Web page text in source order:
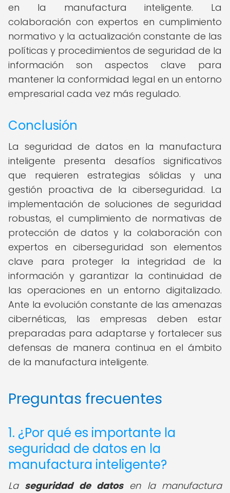
en la manufactura inteligente. La
colaboración con expertos en cumplimiento
normativo y la actualización constante de las
políticas y procedimientos de seguridad de la
información son aspectos clave para
mantener la conformidad legal en un entorno
empresarial cada vez más regulado.
Conclusión
La seguridad de datos en la manufactura
inteligente presenta desafíos significativos
que requieren estrategias sólidas y una
gestión proactiva de la ciberseguridad. La
implementación de soluciones de seguridad
robustas, el cumplimiento de normativas de
protección de datos y la colaboración con
expertos en ciberseguridad son elementos
clave para proteger la integridad de la
información y garantizar la continuidad de
las operaciones en un entorno digitalizado.
Ante la evolución constante de las amenazas
cibernéticas, las empresas deben estar
preparadas para adaptarse y fortalecer sus
defensas de manera continua en el ámbito
de la manufactura inteligente.
Preguntas frecuentes
1. ¿Por qué es importante la
seguridad de datos en la
manufactura inteligente?
La seguridad de datosen la manufactura